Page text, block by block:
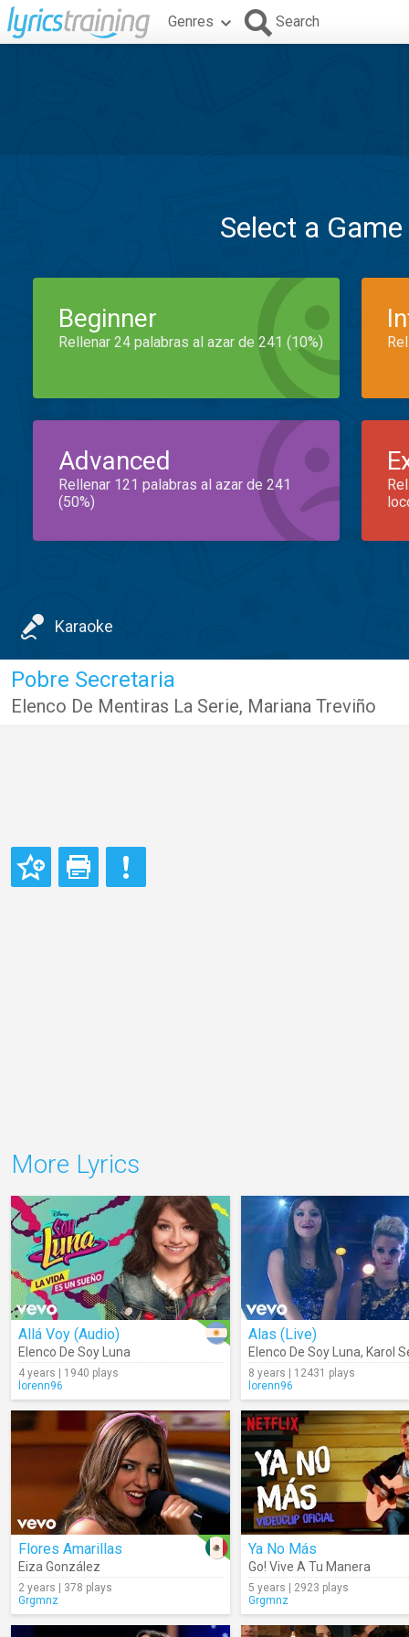
Genres Search
Select a
Beginner
Rellenar 24 palabras al azar de 241 (10%)
Advanced
Rellenar 121 palabras al azar de 241
(50%)
Karaoke
Pobre Secretaria
Elenco De Mentiras La Serie, Mariana Treviño
More Lyrics
Allá Voy (Audio)
Elenco De Soy Luna
4 years | 1940 plays
lorenn96
Alas (Live)
Elenco De Soy Luna, Karol
8 years | 12431 plays
lorenn96
Flores Amarillas
Eiza González
2 years | 378 plays
Grgmnz
Ya No Más
Go! Vive A Tu Manera
5 years | 2923 plays
Grgmnz